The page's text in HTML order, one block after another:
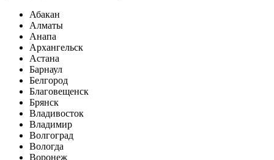
Абакан
Алматы
Анапа
Архангельск
Астана
Барнаул
Белгород
Благовещенск
Брянск
Владивосток
Владимир
Волгоград
Вологда
Воронеж